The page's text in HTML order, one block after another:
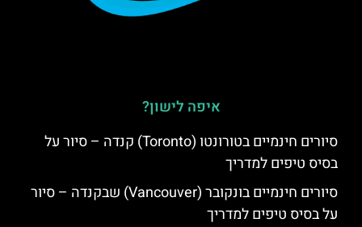
איפה לישון?
סיורים חינמיים בטורונטו (Toronto) קנדה – סיור על
בסיס טיפים למדריך
סיורים חינמיים בונקובר (Vancouver) שבקנדה – סיור
על בסיס טיפים למדריך